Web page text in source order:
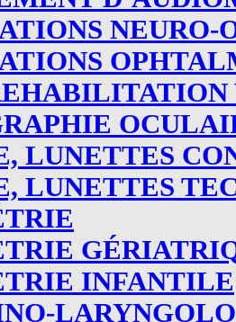
LUNETTES
LUNETTES
INFANTILE